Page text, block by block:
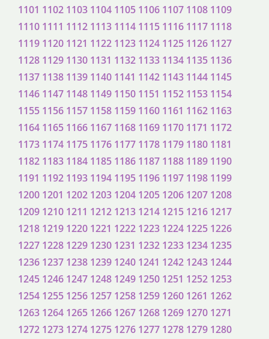
1101 1102 1103 1104 1105 1106 1107 1108 1109
1110 1111 1112 1113 1114 1115 1116 1117 1118
1119 1120 1121 1122 1123 1124 1125 1126 1127
1128 1129 1130 1131 1132 1133 1134 1135 1136
1137 1138 1139 1140 1141 1142 1143 1144 1145
1146 1147 1148 1149 1150 1151 1152 1153 1154
1155 1156 1157 1158 1159 1160 1161 1162 1163
1164 1165 1166 1167 1168 1169 1170 1171 1172
1173 1174 1175 1176 1177 1178 1179 1180 1181
1182 1183 1184 1185 1186 1187 1188 1189 1190
1191 1192 1193 1194 1195 1196 1197 1198 1199
1200 1201 1202 1203 1204 1205 1206 1207 1208
1209 1210 1211 1212 1213 1214 1215 1216 1217
1218 1219 1220 1221 1222 1223 1224 1225 1226
1227 1228 1229 1230 1231 1232 1233 1234 1235
1236 1237 1238 1239 1240 1241 1242 1243 1244
1245 1246 1247 1248 1249 1250 1251 1252 1253
1254 1255 1256 1257 1258 1259 1260 1261 1262
1263 1264 1265 1266 1267 1268 1269 1270 1271
1272 1273 1274 1275 1276 1277 1278 1279 1280